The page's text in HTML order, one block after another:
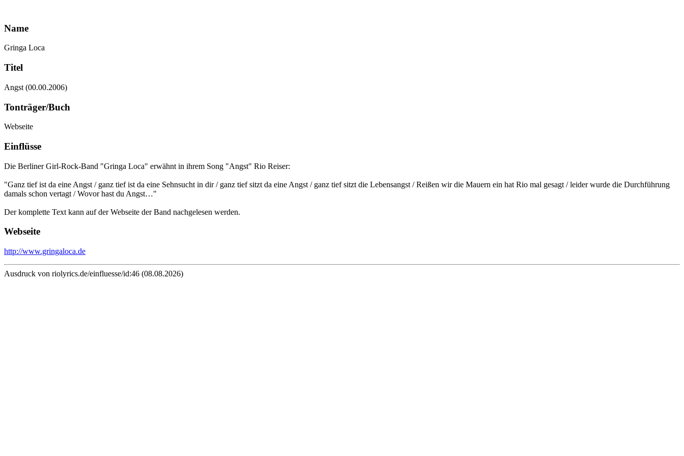
Name
Gringa Loca
Titel
Angst (00.00.2006)
Tonträger/Buch
Webseite
Einflüsse
Die Berliner Girl-Rock-Band "Gringa Loca" erwähnt in ihrem Song "Angst" Rio Reiser:
"Ganz tief ist da eine Angst / ganz tief ist da eine Sehnsucht in dir / ganz tief sitzt da eine Angst / ganz tief sitzt die Lebensangst / Reißen wir die Mauern ein hat Rio mal gesagt / leider wurde die Durchführung
damals schon vertagt / Wovor hast du Angst…"
Der komplette Text kann auf der Webseite der Band nachgelesen werden.
Webseite
http://www.gringaloca.de
Ausdruck von riolyrics.de/einfluesse/id:46 (08.08.2026)